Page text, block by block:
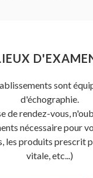
sont
d'échographie.
de rendez-vous,
nécessaire pour
les produits prescrit
vitale, etc...)